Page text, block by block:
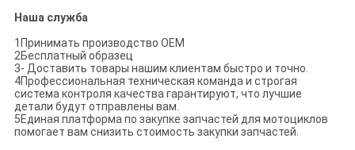
Наша служба
1Принимать производство OEM
2Бесплатный образец
3- Доставить товары нашим клиентам быстро и точно.
4Профессиональная техническая команда и строгая
система контроля качества гарантируют, что лучшие
детали будут отправлены вам.
5Единая платформа по закупке запчастей для мотоциклов
помогает вам снизить стоимость закупки запчастей.